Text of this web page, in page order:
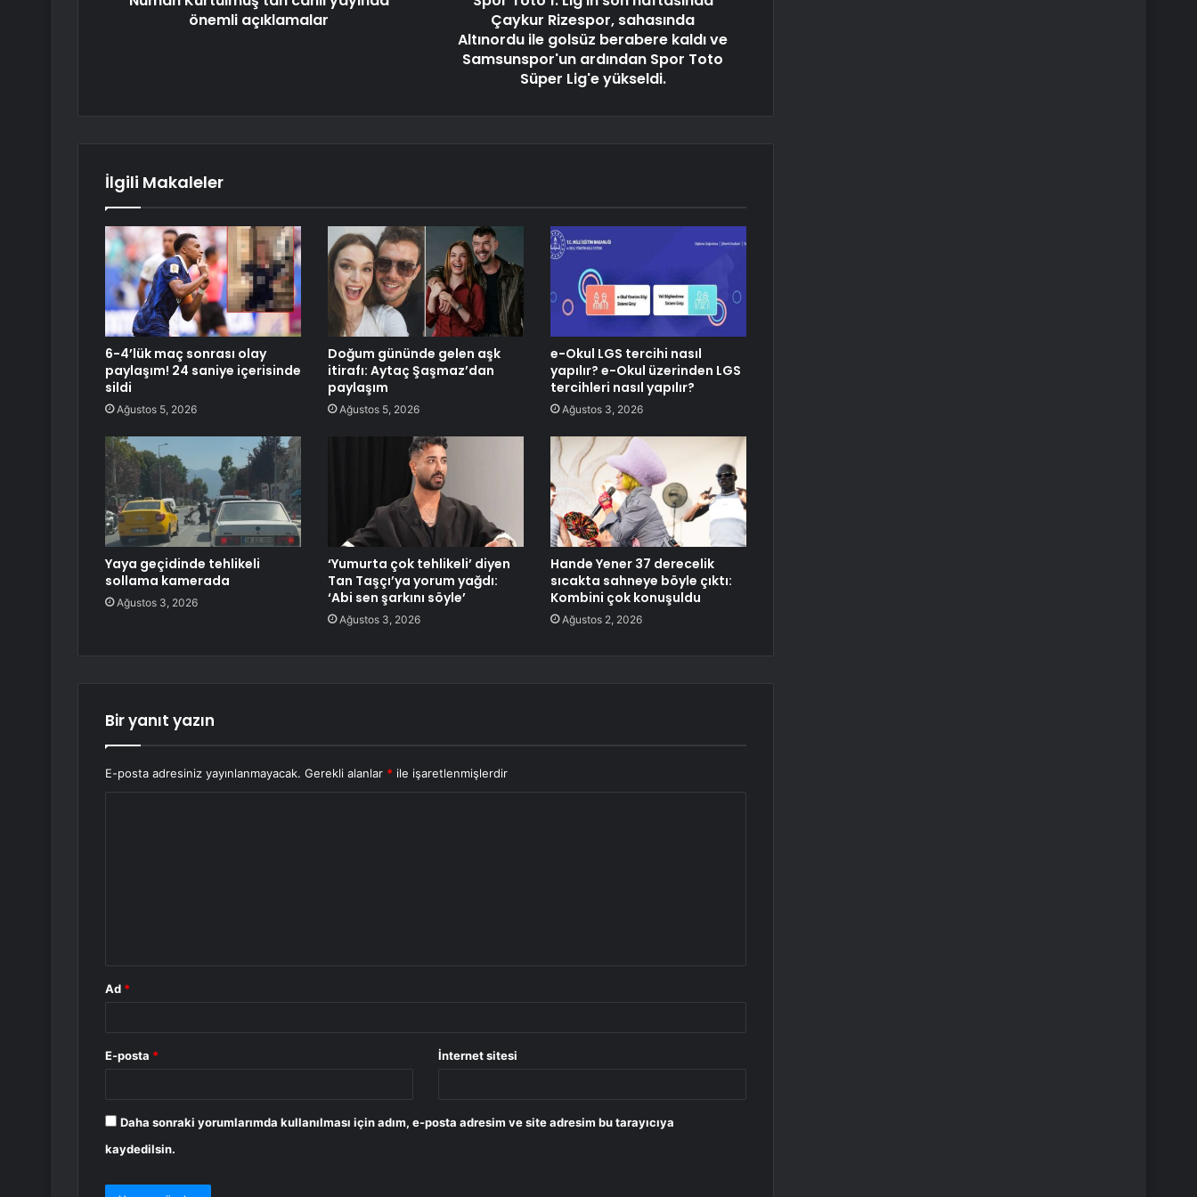
önemli açıklamalar
Çaykur Rizespor, sahasında
Altınordu ile golsüz berabere kaldı ve
Samsunspor'un ardından Spor Toto
Süper Lig'e yükseldi.
İlgili Makaleler
6-4’lük maç sonrası olay
paylaşım! 24 saniye içerisinde
sildi
Ağustos 5, 2026
Doğum gününde gelen aşk
itirafı: Aytaç Şaşmaz’dan
paylaşım
Ağustos 5, 2026
e-Okul LGS tercihi nasıl
yapılır? e-Okul üzerinden LGS
tercihleri nasıl yapılır?
Ağustos 3, 2026
Yaya geçidinde tehlikeli
sollama kamerada
Ağustos 3, 2026
‘Yumurta çok tehlikeli’ diyen
Tan Taşçı’ya yorum yağdı:
‘Abi sen şarkını söyle’
Ağustos 3, 2026
Hande Yener 37 derecelik
sıcakta sahneye böyle çıktı:
Kombini çok konuşuldu
Ağustos 2, 2026
Bir yanıt yazın
E-posta adresiniz yayınlanmayacak. Gerekli alanlar * ile işaretlenmişlerdir
Ad *
E-posta * İnternet sitesi
Daha sonraki yorumlarımda kullanılması için adım, e-posta adresim ve site adresim bu tarayıcıya
kaydedilsin.